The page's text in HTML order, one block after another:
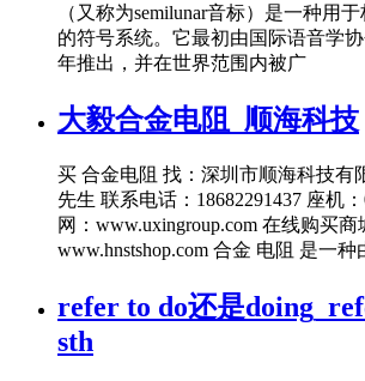
（又称为semilunar音标）是一种用
的符号系统。它最初由国际语音学
年推出，并在世界范围内被广
大毅合金电阻_顺海科技
买 合金电阻 找：深圳市顺海科技有
先生 联系电话：18682291437 座机
网：www.uxingroup.com 在线购买商
www.hnstshop.com 合金 电阻 是一
refer to do还是
sth